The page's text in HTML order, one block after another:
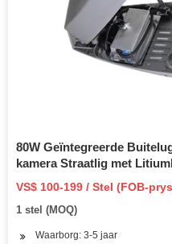
80W Geïntegreerde
kamera Straatlig met
VS$ 100-199 / Stel (FOB-
1 stel (MOQ)
Waarborg: 3-5 jaar